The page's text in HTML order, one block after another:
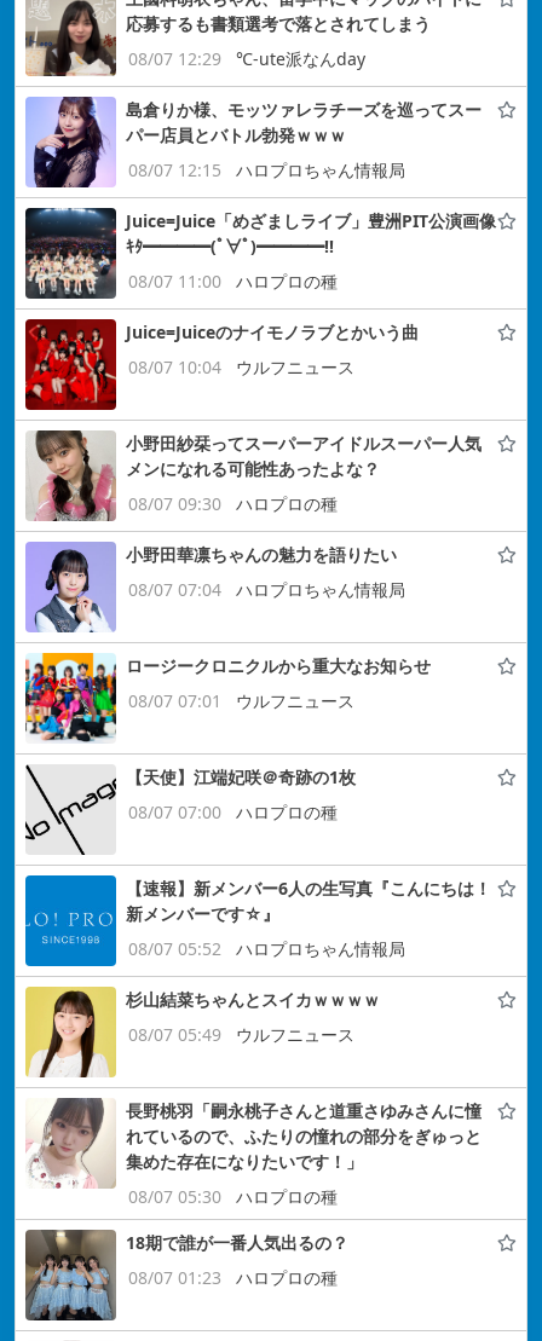
応募するも書類選考で落とされてしまう
08/07 12:29
℃-ute派なんday
島倉りか様、モッツァレラチーズを巡ってスー
パー店員とバトル勃発ｗｗｗ
08/07 12:15
ハロプロちゃん情報局
Juice=Juice「めざましライブ」豊洲PIT公演画像
ｷﾀ━━━━(ﾟ∀ﾟ)━━━━!!
08/07 11:00
ハロプロの種
Juice=Juiceのナイモノラブとかいう曲
08/07 10:04
ウルフニュース
小野田紗栞ってスーパーアイドルスーパー人気
メンになれる可能性あったよな？
08/07 09:30
ハロプロの種
小野田華凛ちゃんの魅力を語りたい
08/07 07:04
ハロプロちゃん情報局
ロージークロニクルから重大なお知らせ
08/07 07:01
ウルフニュース
【天使】江端妃咲＠奇跡の1枚
08/07 07:00
ハロプロの種
【速報】新メンバー6人の生写真『こんにちは！
新メンバーです☆』
08/07 05:52
ハロプロちゃん情報局
杉山結菜ちゃんとスイカｗｗｗｗ
08/07 05:49
ウルフニュース
長野桃羽「嗣永桃子さんと道重さゆみさんに憧
れているので、ふたりの憧れの部分をぎゅっと
集めた存在になりたいです！」
08/07 05:30
ハロプロの種
18期で誰が一番人気出るの？
08/07 01:23
ハロプロの種